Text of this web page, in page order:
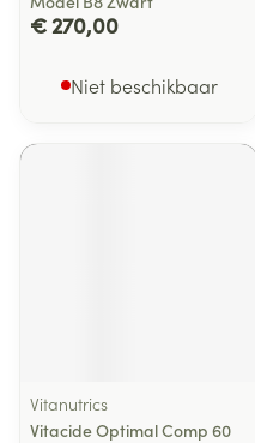
€ 270,00
Niet beschikbaar
Vitanutrics
Vitacide Optimal Comp 60